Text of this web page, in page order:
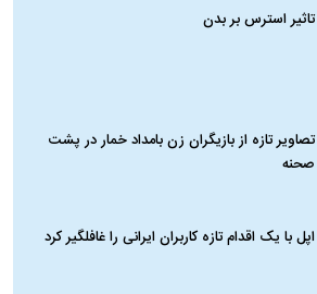
تاثیر استرس بر بدن
تصاویر تازه از بازیگران زن بامداد خمار در پشت
صحنه
اپل با یک اقدام تازه کاربران ایرانی را غافلگیر کرد